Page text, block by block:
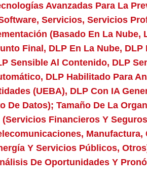
Avanzadas Para La
Servicios, Servicios
(basado En La Nube,
Final, DLP En La Nube,
Sensible Al Contenido, DLP
DLP Habilitado Para
(UEBA), DLP Con IA
De Datos); Tamaño De La
Financieros Y
Y Servicios Públicos,
De Oportunidades Y